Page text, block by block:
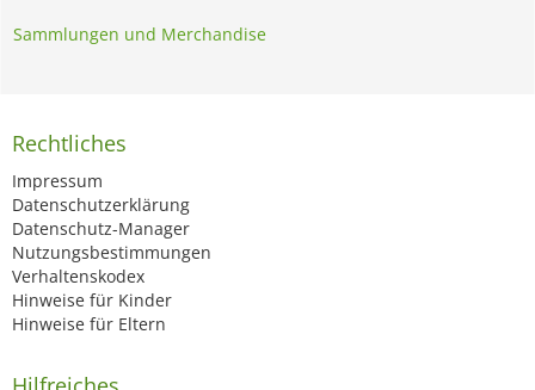
Sammlungen und Merchandise
Rechtliches
Impressum
Datenschutzerklärung
Datenschutz-Manager
Nutzungsbestimmungen
Verhaltenskodex
Hinweise für Kinder
Hinweise für Eltern